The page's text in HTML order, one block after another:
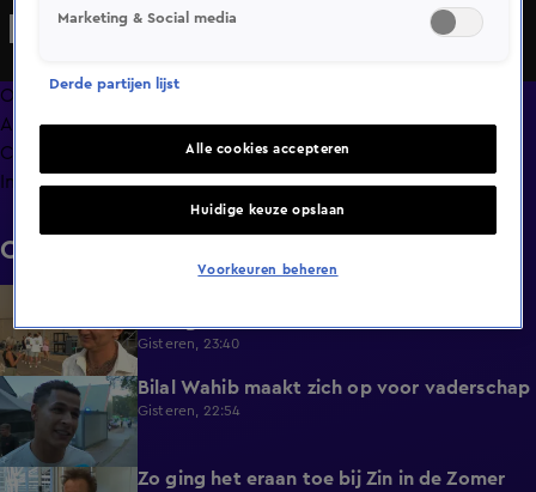
Overzicht
Afleveringen
Clips
Info
Clips
Gisteren, 23:40
0:47 Bilal Wahib maakt zich op voor vaderschap
Gisteren, 22:54
1:39
Zo ging het eraan toe bij Zin in de Zomer
Marketing & Social media
Derde partijen lijst
Alle cookies accepteren
Huidige keuze opslaan
Voorkeuren beheren